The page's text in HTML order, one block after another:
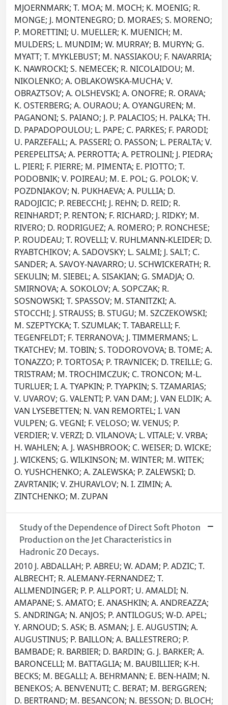
MJOERNMARK; T. MOA; M. MOCH; K. MOENIG; R.
MONGE; J. MONTENEGRO; D. MORAES; S. MORENO;
P. MORETTINI; U. MUELLER; K. MUENICH; M.
MULDERS; L. MUNDIM; W. MURRAY; B. MURYN; G.
MYATT; T. MYKLEBUST; M. NASSIAKOU; F. NAVARRIA;
K. NAWROCKI; S. NEMECEK; R. NICOLAIDOU; M.
NIKOLENKO; A. OBLAKOWSKA-MUCHA; V.
OBRAZTSOV; A. OLSHEVSKI; A. ONOFRE; R. ORAVA;
K. OSTERBERG; A. OURAOU; A. OYANGUREN; M.
PAGANONI; S. PAIANO; J. P. PALACIOS; H. PALKA; TH.
D. PAPADOPOULOU; L. PAPE; C. PARKES; F. PARODI;
U. PARZEFALL; A. PASSERI; O. PASSON; L. PERALTA; V.
PEREPELITSA; A. PERROTTA; A. PETROLINI; J. PIEDRA;
L. PIERI; F. PIERRE; M. PIMENTA; E. PIOTTO; T.
PODOBNIK; V. POIREAU; M. E. POL; G. POLOK; V.
POZDNIAKOV; N. PUKHAEVA; A. PULLIA; D.
RADOJICIC; P. REBECCHI; J. REHN; D. REID; R.
REINHARDT; P. RENTON; F. RICHARD; J. RIDKY; M.
RIVERO; D. RODRIGUEZ; A. ROMERO; P. RONCHESE;
P. ROUDEAU; T. ROVELLI; V. RUHLMANN-KLEIDER; D.
RYABTCHIKOV; A. SADOVSKY; L. SALMI; J. SALT; C.
SANDER; A. SAVOY-NAVARRO; U. SCHWICKERATH; R.
SEKULIN; M. SIEBEL; A. SISAKIAN; G. SMADJA; O.
SMIRNOVA; A. SOKOLOV; A. SOPCZAK; R.
SOSNOWSKI; T. SPASSOV; M. STANITZKI; A.
STOCCHI; J. STRAUSS; B. STUGU; M. SZCZEKOWSKI;
M. SZEPTYCKA; T. SZUMLAK; T. TABARELLI; F.
TEGENFELDT; F. TERRANOVA; J. TIMMERMANS; L.
TKATCHEV; M. TOBIN; S. TODOROVOVA; B. TOME; A.
TONAZZO; P. TORTOSA; P. TRAVNICEK; D. TREILLE; G.
TRISTRAM; M. TROCHIMCZUK; C. TRONCON; M-L.
TURLUER; I. A. TYAPKIN; P. TYAPKIN; S. TZAMARIAS;
V. UVAROV; G. VALENTI; P. VAN DAM; J. VAN ELDIK; A.
VAN LYSEBETTEN; N. VAN REMORTEL; I. VAN
VULPEN; G. VEGNI; F. VELOSO; W. VENUS; P.
VERDIER; V. VERZI; D. VILANOVA; L. VITALE; V. VRBA;
H. WAHLEN; A. J. WASHBROOK; C. WEISER; D. WICKE;
J. WICKENS; G. WILKINSON; M. WINTER; M. WITEK;
O. YUSHCHENKO; A. ZALEWSKA; P. ZALEWSKI; D.
ZAVRTANIK; V. ZHURAVLOV; N. I. ZIMIN; A.
ZINTCHENKO; M. ZUPAN
Study of the Dependence of Direct Soft Photon
Production on the Jet Characteristics in
Hadronic Z0 Decays.
2010 J. ABDALLAH; P. ABREU; W. ADAM; P. ADZIC; T.
ALBRECHT; R. ALEMANY-FERNANDEZ; T.
ALLMENDINGER; P. P. ALLPORT; U. AMALDI; N.
AMAPANE; S. AMATO; E. ANASHKIN; A. ANDREAZZA;
S. ANDRINGA; N. ANJOS; P. ANTILOGUS; W-D. APEL;
Y. ARNOUD; S. ASK; B. ASMAN; J. E. AUGUSTIN; A.
AUGUSTINUS; P. BAILLON; A. BALLESTRERO; P.
BAMBADE; R. BARBIER; D. BARDIN; G. J. BARKER; A.
BARONCELLI; M. BATTAGLIA; M. BAUBILLIER; K-H.
BECKS; M. BEGALLI; A. BEHRMANN; E. BEN-HAIM; N.
BENEKOS; A. BENVENUTI; C. BERAT; M. BERGGREN;
D. BERTRAND; M. BESANCON; N. BESSON; D. BLOCH;